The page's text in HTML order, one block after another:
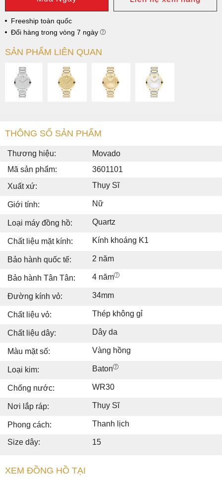
Freeship toàn quốc
Đổi hàng trong vòng 7 ngày
SẢN PHẨM LIÊN QUAN
THÔNG SỐ SẢN PHẨM
Thương hiệu:
Movado
Mã sản phẩm:
3601101
Xuất xứ:
Thụy Sĩ
Giới tính: Nữ
Loại máy đồng hồ: Quartz
Chất liệu mặt kính: Kính khoáng K1
Bảo hành quốc tế: 2 năm
Bảo hành Tân Tân: 4 năm
Đường kính vỏ: 34mm
Chất liệu vỏ: Thép không gỉ
Chất liệu dây: Dây da
Màu mặt số: Vàng hồng
Loại kim: Baton
Chống nước: WR30
Nơi lắp ráp: Thụy Sĩ
Phong cách: Thanh lịch
Size dây: 15
XEM ĐỒNG HỒ TẠI